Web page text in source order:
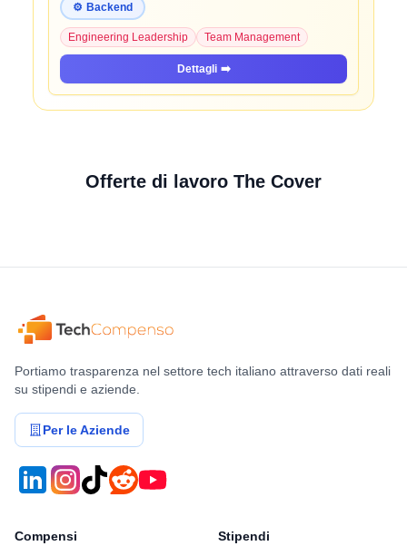
⚙️ Backend
Engineering Leadership Team Management
Dettagli ➡️
Offerte di lavoro The Cover
Portiamo trasparenza nel settore tech italiano attraverso dati reali
su stipendi e aziende.
Per le Aziende
Compensi Stipendi